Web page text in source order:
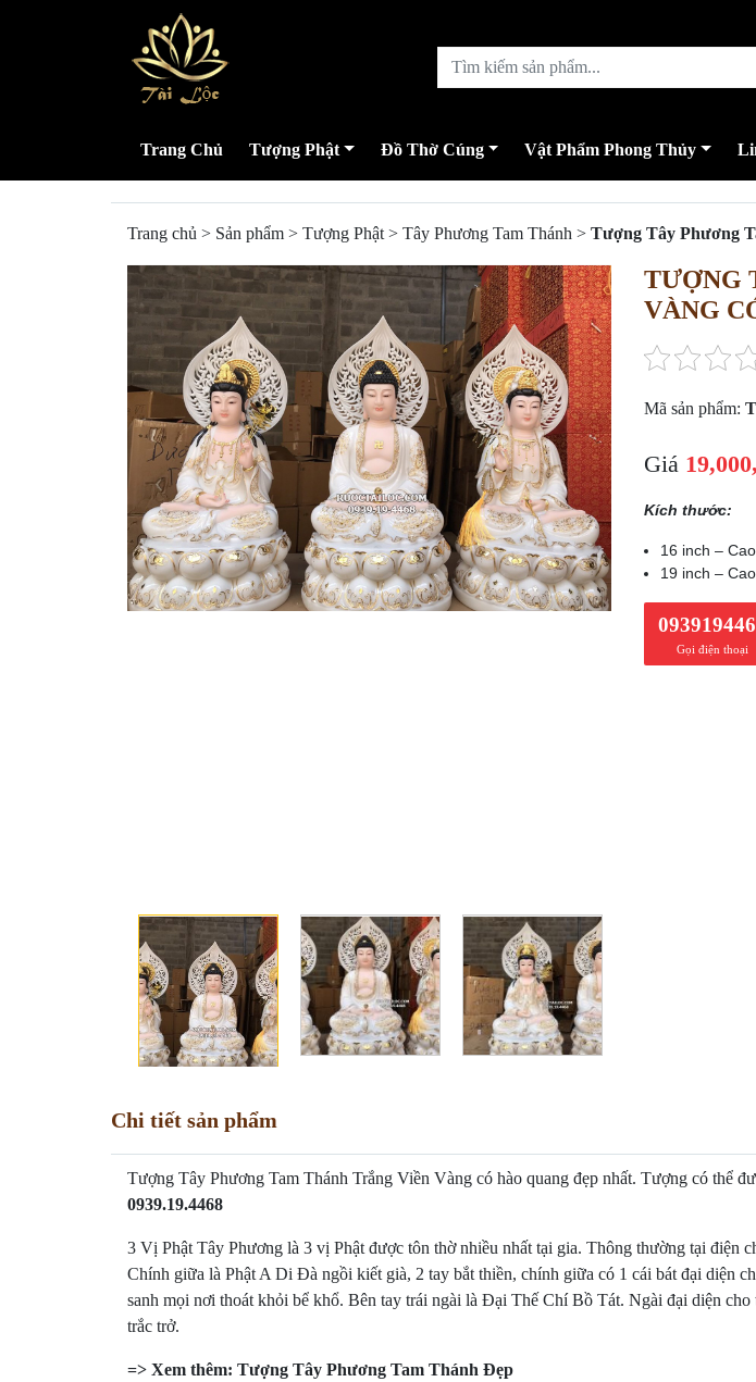
Trang Chủ Tượng Phật Đồ Thờ Cúng Vật Phẩm Phong Thủy
Trang chủ > Sản phẩm > Tượng Phật > Tây Phương Tam Thánh > Tượng Tây Phương
TƯỢNG
VÀNG
Mã sản phẩm:
Giá
Kích thước:
16 inch –
19 inch –
Gọi điện thoại
Chi tiết sản phẩm
Tượng Tây Phương Tam Thánh Trắng Viền Vàng có hào quang đẹp nhất. Tượng có thể
0939.19.4468
3 Vị Phật Tây Phương là 3 vị Phật được tôn thờ nhiều nhất tại gia. Thông thường tại điện
Chính giữa là Phật A Di Đà ngồi kiết già, 2 tay bắt thiền, chính giữa có 1 cái bát đại diện
sanh mọi nơi thoát khỏi bể khổ. Bên tay trái ngài là Đại Thế Chí Bồ Tát. Ngài đại diện
trắc trở.
=> Xem thêm: Tượng Tây Phương Tam Thánh Đẹp